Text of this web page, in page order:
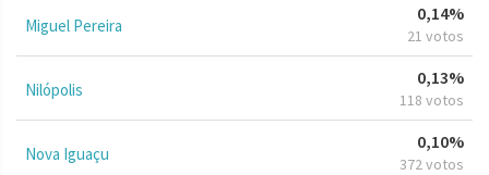
Miguel Pereira
0,14%
21 votos
Nilópolis
0,13%
118 votos
Nova Iguaçu
0,10%
372 votos